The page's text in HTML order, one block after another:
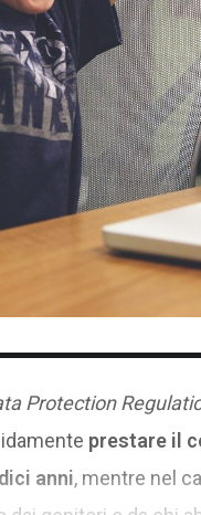
Protection
prestare il
anni, mentre nel